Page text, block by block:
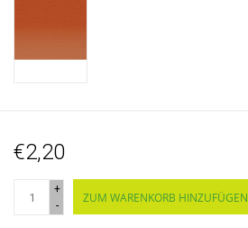
€2,20
+
-
ZUM WARENKORB HINZUFÜGEN